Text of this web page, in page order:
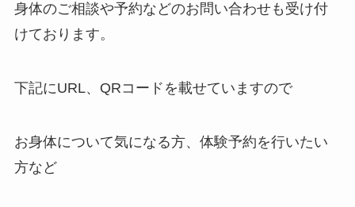
身体のご相談や予約などのお問い合わせも受け付
けております。
下記にURL、QRコードを載せていますので
お身体について気になる方、体験予約を行いたい
方など